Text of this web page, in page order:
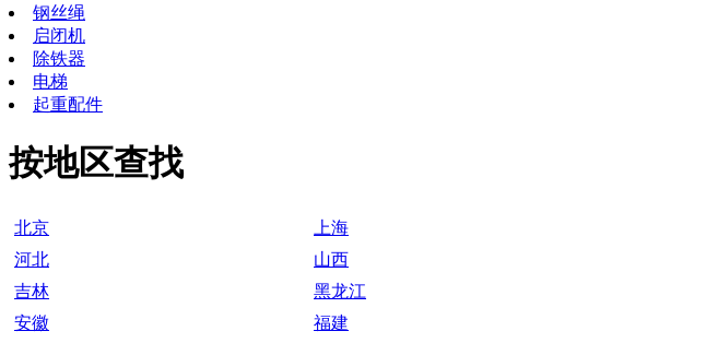
钢丝绳
启闭机
除铁器
电梯
起重配件
按地区查找
北京 上海
河北
山西
吉林
黑龙江
安徽
福建